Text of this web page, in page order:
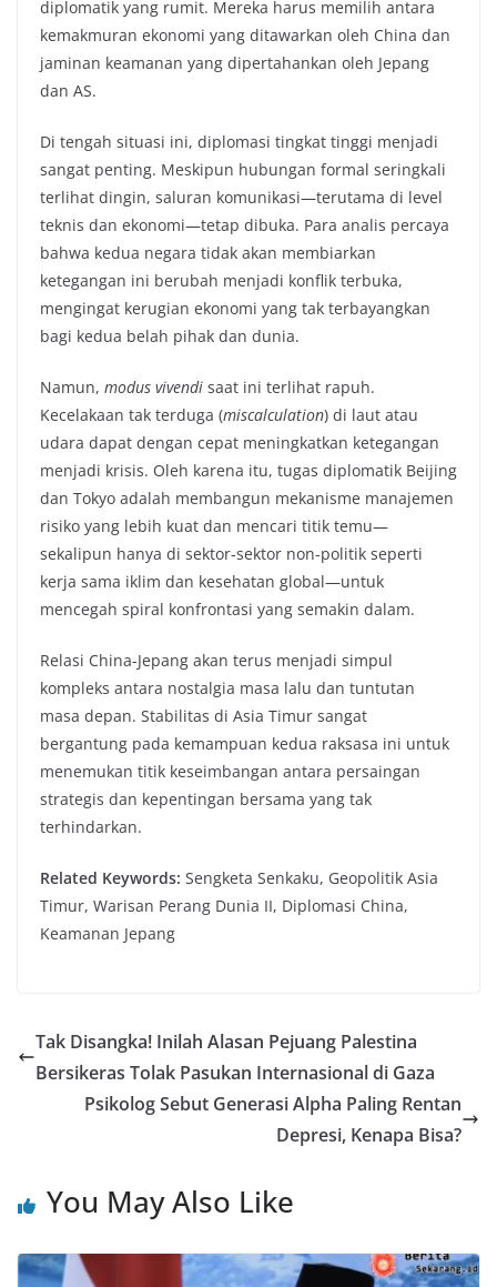
diplomatik yang rumit. Mereka harus memilih antara
kemakmuran ekonomi yang ditawarkan oleh China dan
jaminan keamanan yang dipertahankan oleh Jepang
dan AS.
Di tengah situasi ini, diplomasi tingkat tinggi menjadi
sangat penting. Meskipun hubungan formal seringkali
terlihat dingin, saluran komunikasi—terutama di level
teknis dan ekonomi—tetap dibuka. Para analis percaya
bahwa kedua negara tidak akan membiarkan
ketegangan ini berubah menjadi konflik terbuka,
mengingat kerugian ekonomi yang tak terbayangkan
bagi kedua belah pihak dan dunia.
Namun, modus vivendi saat ini terlihat rapuh.
Kecelakaan tak terduga (miscalculation) di laut atau
udara dapat dengan cepat meningkatkan ketegangan
menjadi krisis. Oleh karena itu, tugas diplomatik Beijing
dan Tokyo adalah membangun mekanisme manajemen
risiko yang lebih kuat dan mencari titik temu—
sekalipun hanya di sektor-sektor non-politik seperti
kerja sama iklim dan kesehatan global—untuk
mencegah spiral konfrontasi yang semakin dalam.
Relasi China-Jepang akan terus menjadi simpul
kompleks antara nostalgia masa lalu dan tuntutan
masa depan. Stabilitas di Asia Timur sangat
bergantung pada kemampuan kedua raksasa ini untuk
menemukan titik keseimbangan antara persaingan
strategis dan kepentingan bersama yang tak
terhindarkan.
Related Keywords: Sengketa Senkaku, Geopolitik Asia
Timur, Warisan Perang Dunia II, Diplomasi China,
Keamanan Jepang
Tak Disangka! Inilah Alasan Pejuang Palestina
Bersikeras Tolak Pasukan Internasional di Gaza
Psikolog Sebut Generasi Alpha Paling Rentan
Depresi, Kenapa Bisa?
You May Also Like